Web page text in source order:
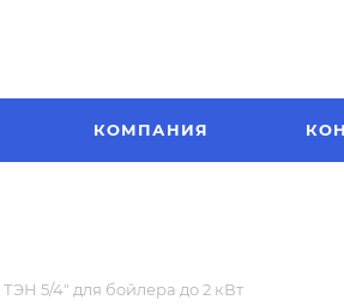
КОМПАНИЯ
ТЭН 5/4" для бойлера до 2 кВт